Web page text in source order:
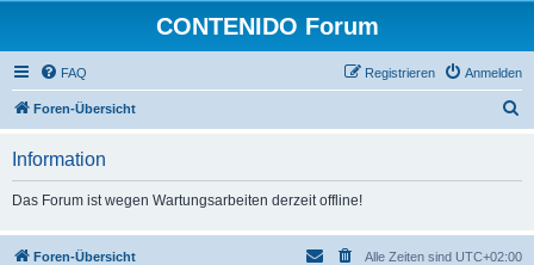
CONTENIDO Forum
FAQ Anmelden
Registrieren
Foren-Übersicht
Information
Das Forum ist wegen Wartungsarbeiten derzeit offline!
Foren-Übersicht Alle Zeiten sind UTC+02:00